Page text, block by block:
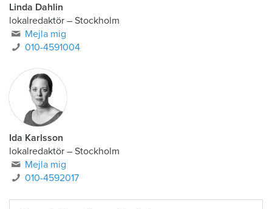
Linda Dahlin
lokalredaktör – Stockholm
Mejla mig
010-4591004
Ida Karlsson
lokalredaktör – Stockholm
Mejla mig
010-4592017